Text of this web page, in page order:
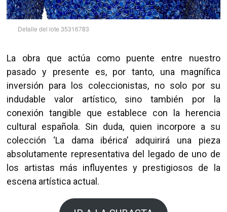
Detalle del lote 35316783
La obra que actúa como puente entre nuestro
pasado y presente es, por tanto, una magnífica
inversión para los coleccionistas, no solo por su
indudable valor artístico, sino también por la
conexión tangible que establece con la herencia
cultural española. Sin duda, quien incorpore a su
colección ‘La dama ibérica’ adquirirá una pieza
absolutamente representativa del legado de uno de
los artistas más influyentes y prestigiosos de la
escena artística actual.